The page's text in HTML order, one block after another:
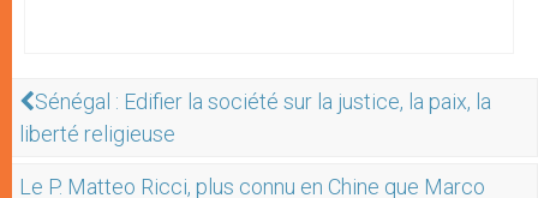
Sénégal : Edifier la société sur la justice, la paix, la
liberté religieuse
Le P. Matteo Ricci, plus connu en Chine que Marco